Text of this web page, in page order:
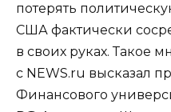
потерять
США фактически
в своих руках. Такое
с NEWS.ru высказал
Финансового